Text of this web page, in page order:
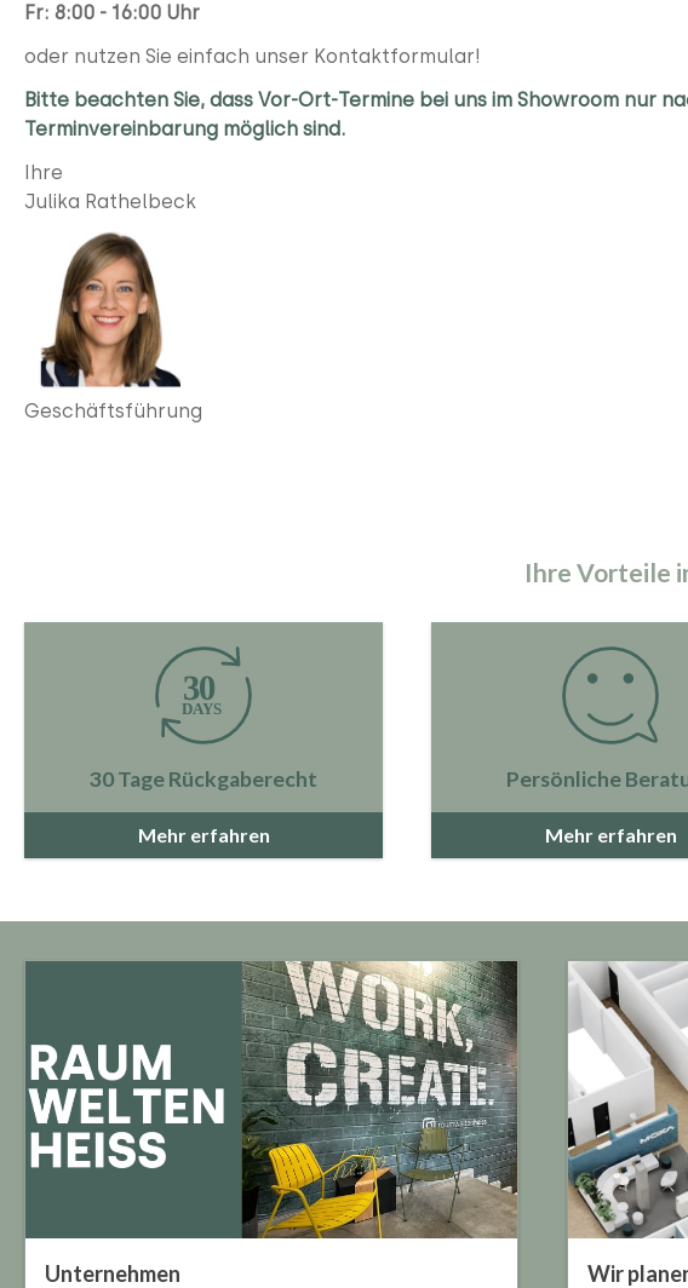
Fr: 8:00 - 16:00 Uhr
oder nutzen Sie einfach unser Kontaktformular!
Bitte beachten Sie, dass Vor-Ort-Termine bei uns im Showroom nur
Terminvereinbarung möglich sind.
Ihre
Julika Rathelbeck
Geschäftsführung
Ihre Vorteile
30 Tage Rückgaberecht
Mehr erfahren
Persönliche
Mehr erfahren
Unternehmen Wir